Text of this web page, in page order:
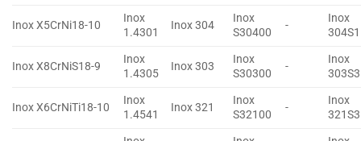
Inox X5CrNi18-10
Inox
1.4301
Inox 304
Inox
S30400
-
Inox
Inox X8CrNiS18-9
Inox
1.4305
Inox 303
Inox
S30300
-
Inox
Inox X6CrNiTi18-10
Inox
1.4541
Inox 321
Inox
S32100
-
Inox